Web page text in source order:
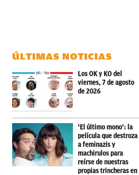
ÚLTIMAS NOTICIAS
Los OK y KO del
viernes, 7 de agosto
de 2026
‘El último mono’: la
película que destroza
a feminazis y
machirulos para
reírse de nuestras
propias trincheras en